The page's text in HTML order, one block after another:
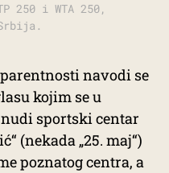
250 i WTA 250,
navodi se
kojim se u
sportski centar
(nekada „25. maj“)
poznatog centra, a